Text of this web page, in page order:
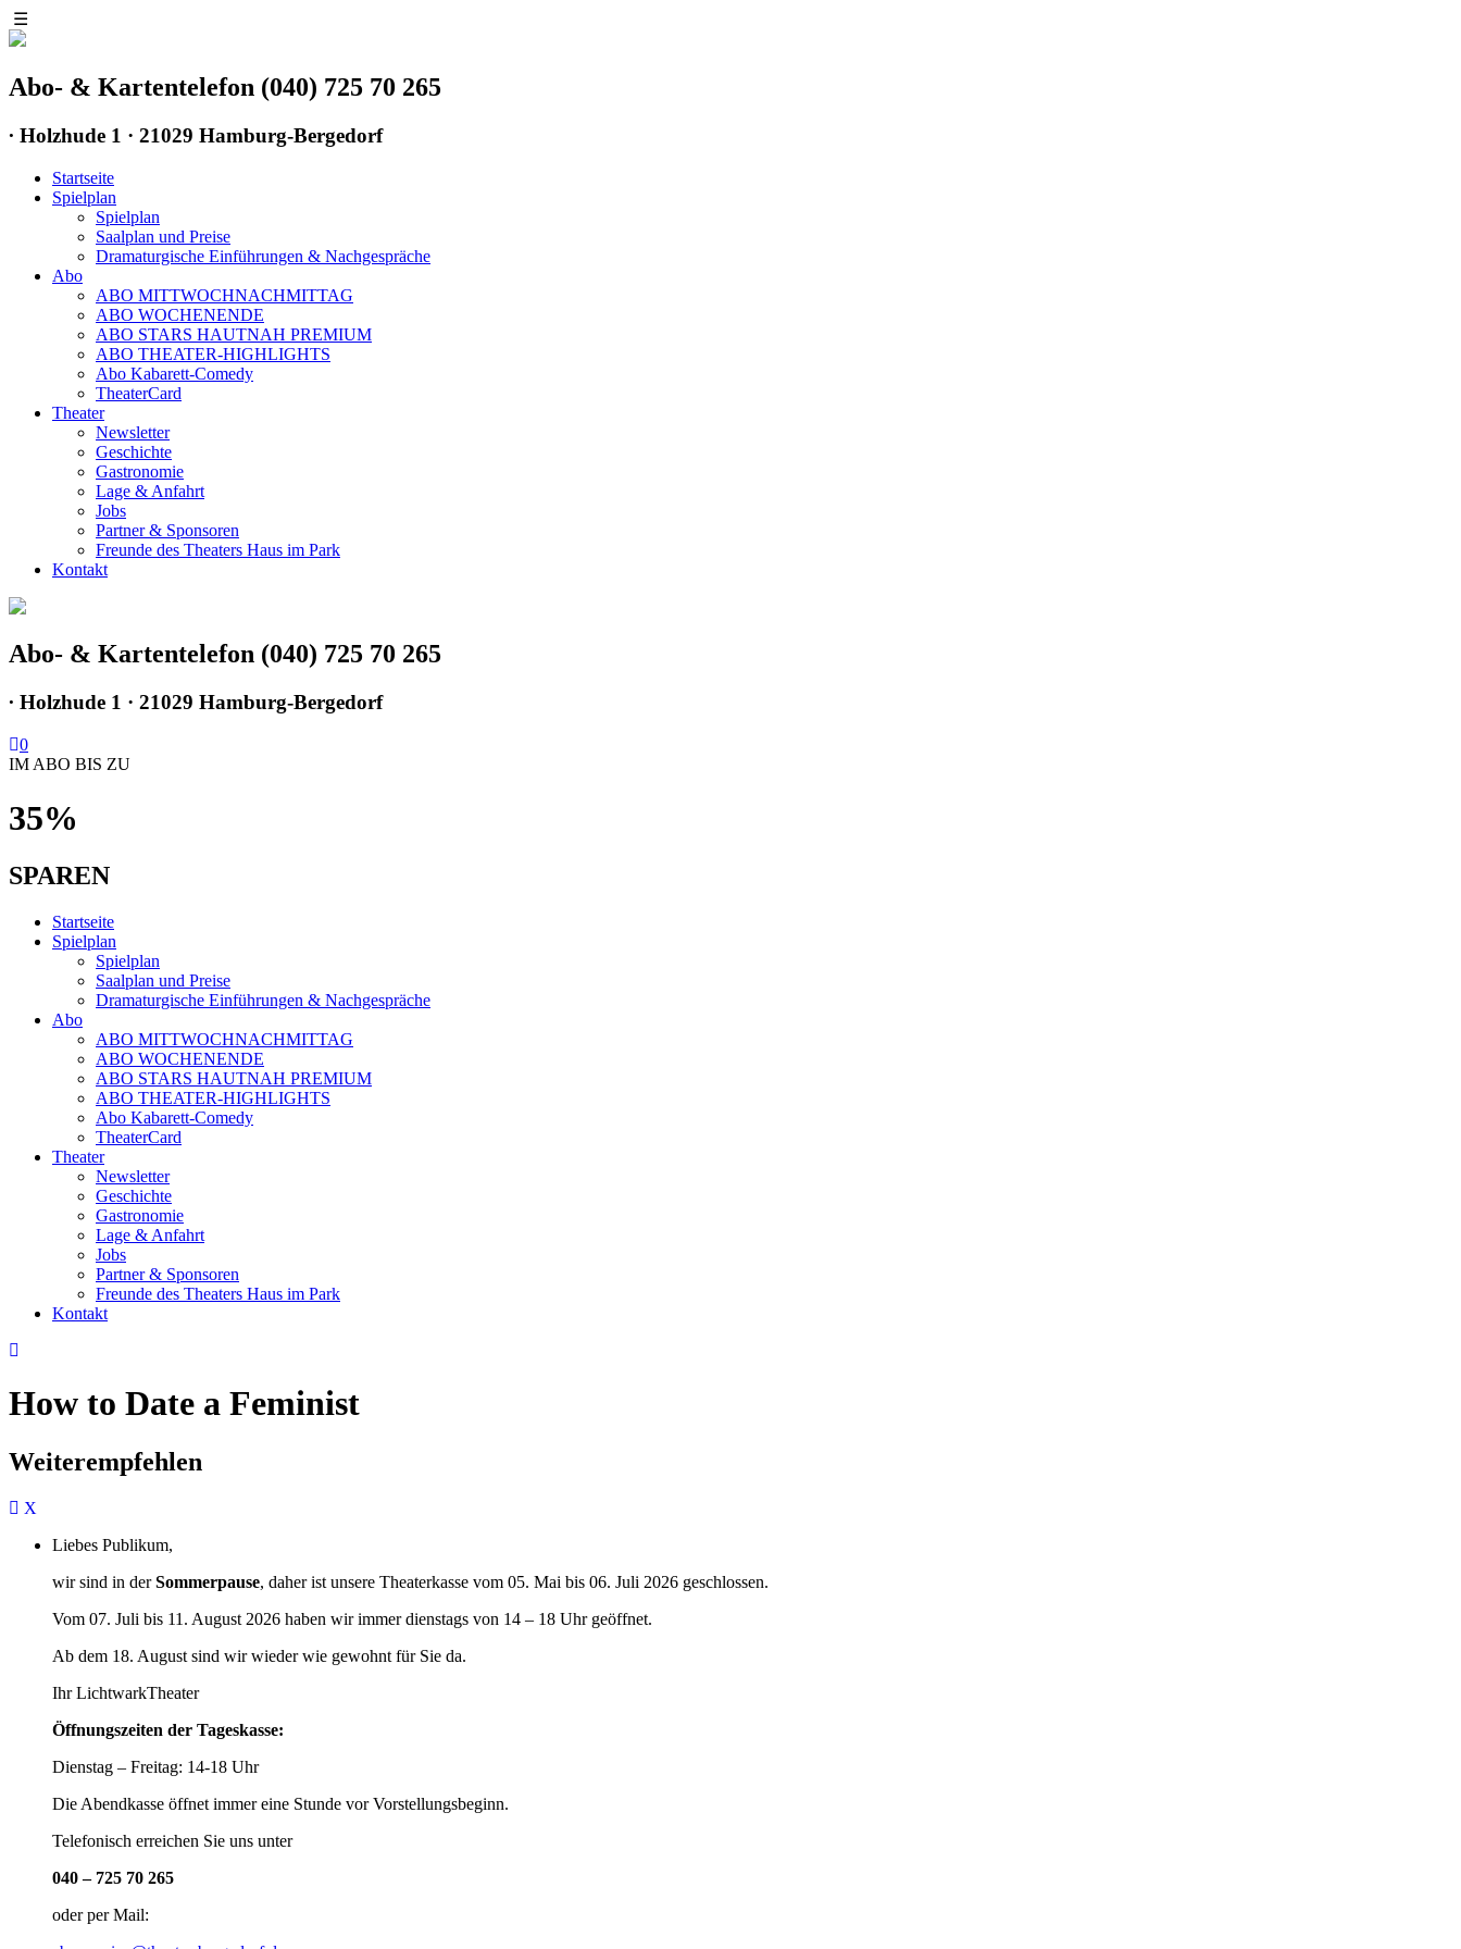
☰
Abo- & Kartentelefon (040) 725 70 265
∙ Holzhude 1 · 21029 Hamburg-Bergedorf
Startseite
Spielplan
Spielplan
Saalplan und Preise
Dramaturgische Einführungen & Nachgespräche
Abo
ABO MITTWOCHNACHMITTAG
ABO WOCHENENDE
ABO STARS HAUTNAH PREMIUM
ABO THEATER-HIGHLIGHTS
Abo Kabarett-Comedy
TheaterCard
Theater
Newsletter
Geschichte
Gastronomie
Lage & Anfahrt
Jobs
Partner & Sponsoren
Freunde des Theaters Haus im Park
Kontakt
Abo- & Kartentelefon (040) 725 70 265
∙ Holzhude 1 · 21029 Hamburg-Bergedorf
0
IM ABO BIS ZU
35%
SPAREN
Startseite
Spielplan
Spielplan
Saalplan und Preise
Dramaturgische Einführungen & Nachgespräche
Abo
ABO MITTWOCHNACHMITTAG
ABO WOCHENENDE
ABO STARS HAUTNAH PREMIUM
ABO THEATER-HIGHLIGHTS
Abo Kabarett-Comedy
TheaterCard
Theater
Newsletter
Geschichte
Gastronomie
Lage & Anfahrt
Jobs
Partner & Sponsoren
Freunde des Theaters Haus im Park
Kontakt
How to Date a Feminist
Weiterempfehlen
Liebes Publikum,
wir sind in derSommerpause, daher ist unsere Theaterkasse vom 05. Mai bis 06. Juli 2026 geschlossen.
Vom 07. Juli bis 11. August 2026 haben wir immer dienstags von 14 – 18 Uhr geöffnet.
Ab dem 18. August sind wir wieder wie gewohnt für Sie da.
Ihr LichtwarkTheater
Öffnungszeiten der Tageskasse:
Dienstag – Freitag: 14-18 Uhr
Die Abendkasse öffnet immer eine Stunde vor Vorstellungsbeginn.
Telefonisch erreichen Sie uns unter
040 – 725 70 265
oder per Mail: